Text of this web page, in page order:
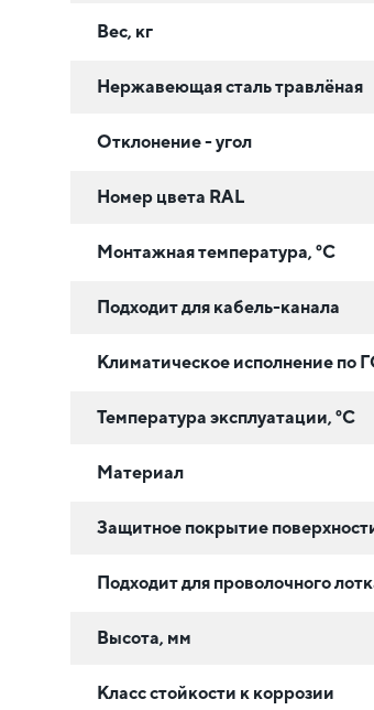
Вес, кг
Нержавеющая сталь травлёная
Отклонение - угол
Номер цвета RAL
Монтажная температура, °C
Подходит для кабель-канала
Климатическое исполнение по
Температура эксплуатации, °C
Материал
Защитное покрытие
Подходит для проволочного
Высота, мм
Класс стойкости к коррозии